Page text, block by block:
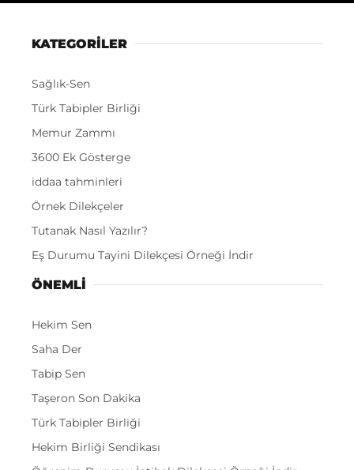
KATEGORİLER
Sağlık-Sen
Türk Tabipler Birliği
Memur Zammı
3600 Ek Gösterge
iddaa tahminleri
Örnek Dilekçeler
Tutanak Nasıl Yazılır?
Eş Durumu Tayini Dilekçesi Örneği İndir
ÖNEMLI
Hekim Sen
Saha Der
Tabip Sen
Taşeron Son Dakika
Türk Tabipler Birliği
Hekim Birliği Sendikası